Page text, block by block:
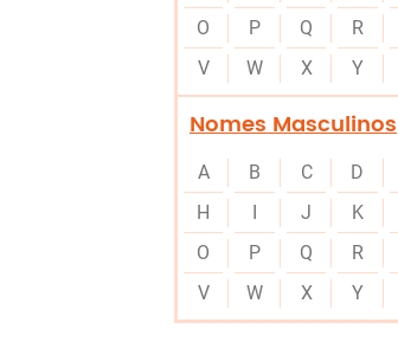
O
P Q R
V
W X Y
Nomes Masculinos
A B C D
H
I J K
O
P Q R
V
W X Y